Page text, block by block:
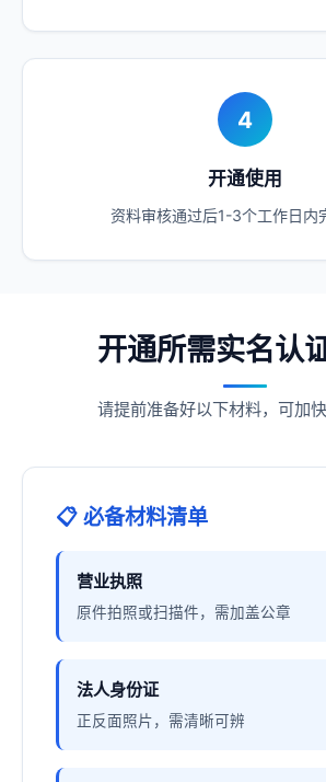
4
开通使用
资料审核通过后1-3个工作日内
开通所需实名认
请提前准备好以下材料，可加
📋 必备材料清单
营业执照
原件拍照或扫描件，需加盖公章
法人身份证
正反面照片，需清晰可辨